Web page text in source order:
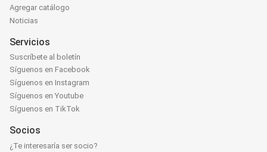
Agregar catálogo
Noticias
Servicios
Suscríbete al boletín
Síguenos en Facebook
Síguenos en Instagram
Síguenos en Youtube
Síguenos en TikTok
Socios
¿Te interesaría ser socio?